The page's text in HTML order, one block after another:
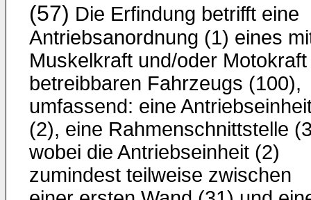
(57) Die Erfindung betrifft eine
Antriebsanordnung (1) eines
Muskelkraft und/oder Motokraft
betreibbaren Fahrzeugs (100),
umfassend: eine
(2), eine Rahmenschnittstelle
wobei die Antriebseinheit (2)
zumindest teilweise zwischen